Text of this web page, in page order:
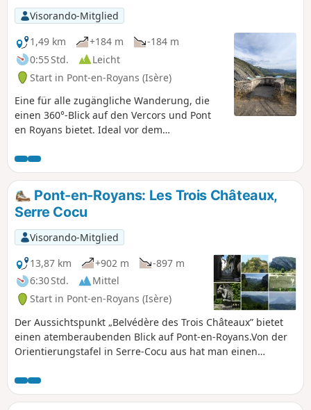
Visorando-Mitglied
1,49 km
+184 m
-184 m
0:55 Std.
Leicht
Start in Pont-en-Royans (Isère)
Eine für alle zugängliche Wanderung, die
einen 360°-Blick auf den Vercors und Pont
en Royans bietet. Ideal vor dem
Pont-en-Royans: Les Trois Châteaux,
Serre Cocu
Visorando-Mitglied
13,87 km
+902 m
-897 m
6:30 Std.
Mittel
Start in Pont-en-Royans (Isère)
Der Aussichtspunkt „Belvédère des Trois Châteaux” bietet
einen atemberaubenden Blick auf Pont-en-Royans.Von der
Orientierungstafel in Serre-Cocu aus hat man einen
Vercors, von der Grande Moucherolle bis zum Grand
Veymont.Diese Wanderung führt teilweise durch den Wald